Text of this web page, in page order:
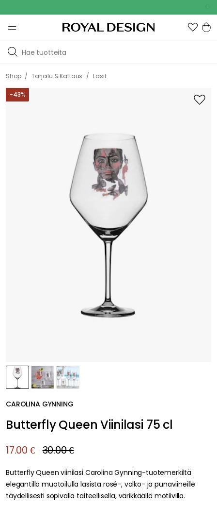
Shop / Tarjoilu & Kattaus / Lasit
-43%
CAROLINA GYNNING
Butterfly Queen Viinilasi 75 cl
17.00 € 30.00 €
Butterfly Queen viinilasi Carolina Gynning-tuotemerkiltä
elegantilla muotoilulla lasista rosé-, valko- ja punaviineille
täydellisesti sopivalla taiteellisella, värikkäällä motiivilla.